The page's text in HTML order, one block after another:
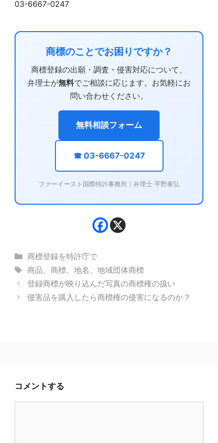
03-6667-0247
商標のことでお困りですか？
商標登録の出願・調査・侵害対応について、
弁理士が無料でご相談に応じます。お気軽にお
問い合わせください。
無料相談フォーム
☎ 03-6667-0247
ファーイースト国際特許事務所｜弁理士 平野泰弘
カ
テ
ゴ
リ
ー
商標登録を特許庁で
タ
グ
商品 商標 地名
地域団体商標
登録商標が映り込んだ写真の商標権の扱い
侵害品を購入したら商標権の侵害になるのか？
コメントする